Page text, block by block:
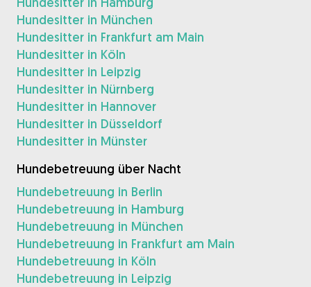
Hundesitter in München
Hundesitter in Frankfurt am Main
Hundesitter in Köln
Hundesitter in Leipzig
Hundesitter in Nürnberg
Hundesitter in Hannover
Hundesitter in Düsseldorf
Hundesitter in Münster
Hundebetreuung über Nacht
Hundebetreuung in Berlin
Hundebetreuung in Hamburg
Hundebetreuung in München
Hundebetreuung in Frankfurt am Main
Hundebetreuung in Köln
Hundebetreuung in Leipzig